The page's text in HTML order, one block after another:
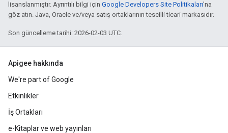
lisanslanmıştır. Ayrıntılı bilgi için Google Developers Site Politikaları'na
göz atın. Java, Oracle ve/veya satış ortaklarının tescilli ticari markasıdır.
Son güncelleme tarihi: 2026-02-03 UTC.
Apigee hakkında
We're part of Google
Etkinlikler
İş Ortakları
e-Kitaplar ve web yayınları